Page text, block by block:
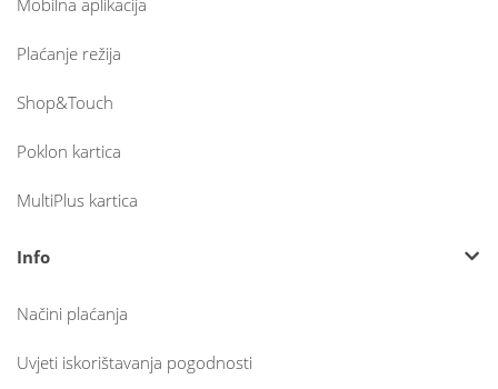
Mobilna aplikacija
Plaćanje režija
Shop&Touch
Poklon kartica
MultiPlus kartica
Info
Načini plaćanja
Uvjeti iskorištavanja pogodnosti